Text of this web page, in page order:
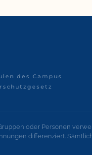
des Campus
oder Personen
differenziert.